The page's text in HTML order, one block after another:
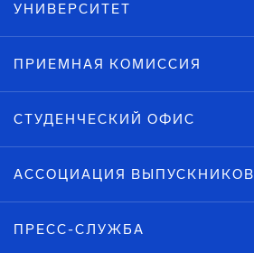
УНИВЕРСИТЕТ
ПРИЕМНАЯ КОМИССИЯ
СТУДЕНЧЕСКИЙ ОФИС
АССОЦИАЦИЯ ВЫПУСКНИКОВ
ПРЕСС-СЛУЖБА